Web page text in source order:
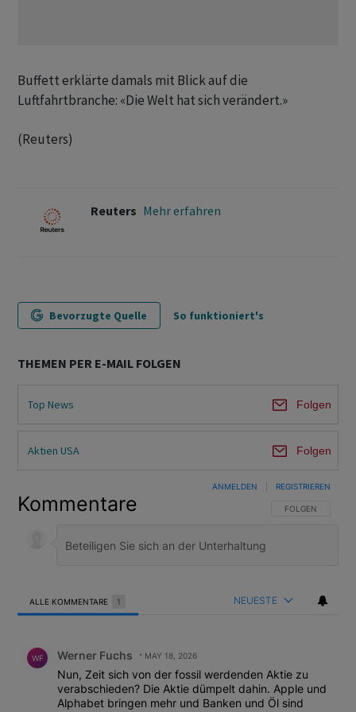
Buffett erklärte damals mit Blick auf die
Luftfahrtbranche: «Die Welt hat ‌sich verändert.»
(Reuters)
Reuters Mehr erfahren
Bevorzugte Quelle So funktioniert's
THEMEN PER E-MAIL FOLGEN
Top News Folgen
Aktien USA Folgen
Kommentare FOLGE DIESER
FOLGEN
ANMELDEN REGISTRIEREN
ALLE KOMMENTARE 1 NEUESTE
WF Werner Fuchs MAY 18, 2026
Nun, Zeit sich von der fossil werdenden Aktie zu
verabschieden? Die Aktie dümpelt dahin. Apple und
Alphabet bringen mehr und Banken und Öl sind